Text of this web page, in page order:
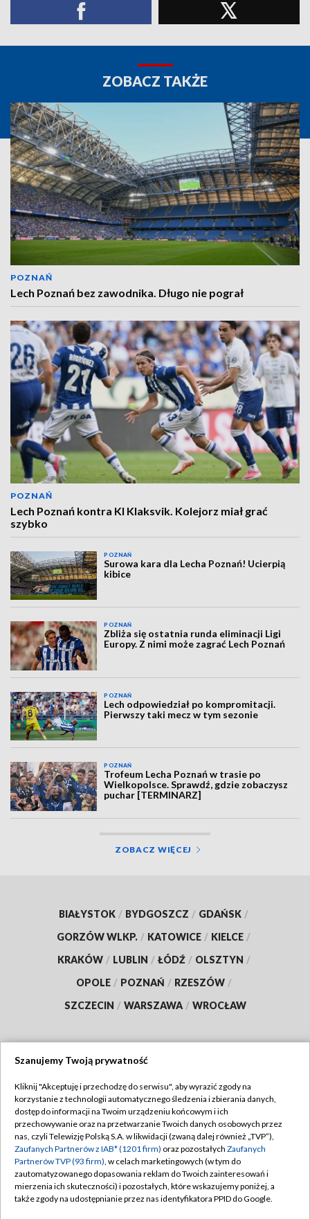
ZOBACZ TAKŻE
POZNAŃ
Lech Poznań bez zawodnika. Długo nie pograł
POZNAŃ
Lech Poznań kontra KI Klaksvik. Kolejorz miał grać
szybko
POZNAŃ
Surowa kara dla Lecha Poznań! Ucierpią
kibice
POZNAŃ
Zbliża się ostatnia runda eliminacji Ligi
Europy. Z nimi może zagrać Lech Poznań
POZNAŃ
Lech odpowiedział po kompromitacji.
Pierwszy taki mecz w tym sezonie
POZNAŃ
Trofeum Lecha Poznań w trasie po
Wielkopolsce. Sprawdź, gdzie zobaczysz
puchar [TERMINARZ]
ZOBACZ WIĘCEJ
BIAŁYSTOK / BYDGOSZCZ / GDAŃSK /
GORZÓW WLKP. / KATOWICE / KIELCE /
KRAKÓW / LUBLIN / ŁÓDŹ / OLSZTYN /
OPOLE / POZNAŃ / RZESZÓW /
SZCZECIN / WARSZAWA / WROCŁAW
TVP
Abonament TVP
Emisja w TVP
Centrum informacji TVP
Naziemna Telewizja Cyfrowa
Regulamin TVP
Polityka prywatności
Moje zgody
Pomoc
Szanujemy Twoją prywatność
Kliknij "Akceptuję i przechodzę do serwisu", aby wyrazić zgody na
korzystanie z technologii automatycznego śledzenia i zbierania danych,
dostęp do informacji na Twoim urządzeniu końcowym i ich
przechowywanie oraz na przetwarzanie Twoich danych osobowych przez
nas, czyli Telewizję Polską S.A. w likwidacji (zwaną dalej również „TVP”),
Zaufanych Partnerów z IAB* (1201 firm) oraz pozostałych Zaufanych
Partnerów TVP (93 firm), w celach marketingowych (w tym do
zautomatyzowanego dopasowania reklam do Twoich zainteresowań i
mierzenia ich skuteczności) i pozostałych, które wskazujemy poniżej, a
także zgody na udostępnianie przez nas identyfikatora PPID do Google.